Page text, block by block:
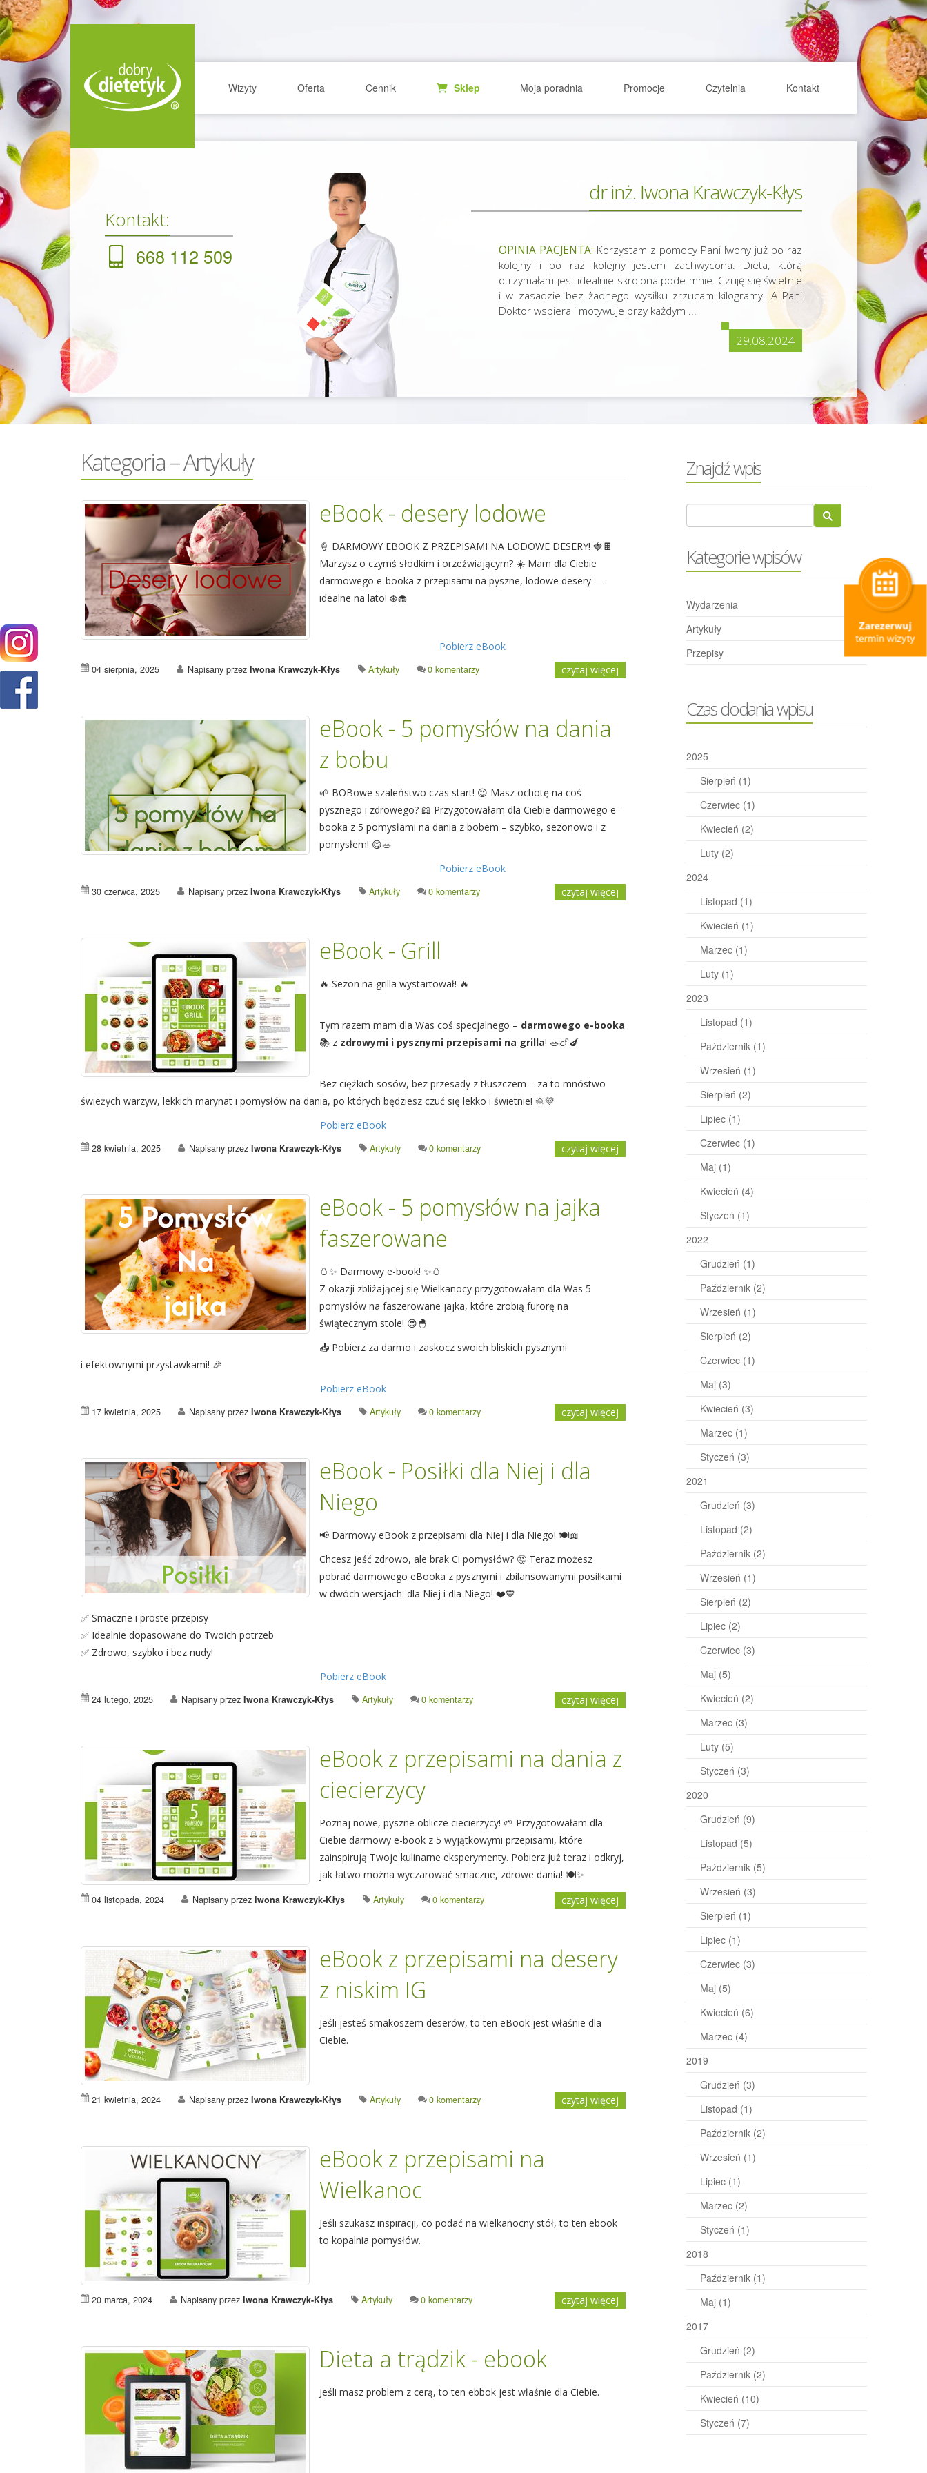
Wizyty Oferta Cennik Sklep Moja poradnia Promocje Czytelnia Kontakt
Kontakt:
668 112 509
dr inż. Iwona Krawczyk-Kłys
OPINIA PACJENTA: Korzystam z pomocy Pani Iwony już po raz
kolejny i po raz kolejny jestem zachwycona. Dieta, którą
otrzymałam jest idealnie skrojona pode mnie. Czuję się świetnie
i w zasadzie bez żadnego wysiłku zrzucam kilogramy. A Pani
Doktor wspiera i motywuje przy każdym ...
29.08.2024
Kategoria – Artykuły
eBook - desery lodowe
🍦 DARMOWY EBOOK Z PRZEPISAMI NA LODOWE DESERY! 🍓🍫
Marzysz o czymś słodkim i orzeźwiającym? ☀️ Mam dla Ciebie
darmowego e-booka z przepisami na pyszne, lodowe desery —
idealne na lato! ❄️🧁
Pobierz eBook
04 sierpnia, 2025 Napisany przez Iwona Krawczyk-Kłys Artykuły 0 komentarzy czytaj więcej
eBook - 5 pomysłów na dania
z bobu
🌱 BOBowe szaleństwo czas start! 😍 Masz ochotę na coś
pysznego i zdrowego? 📖 Przygotowałam dla Ciebie darmowego e-
booka z 5 pomysłami na dania z bobem – szybko, sezonowo i z
pomysłem! 😋🥗
Pobierz eBook
30 czerwca, 2025 Napisany przez Iwona Krawczyk-Kłys Artykuły 0 komentarzy czytaj więcej
eBook - Grill
🔥 Sezon na grilla wystartował! 🔥
Tym razem mam dla Was coś specjalnego – darmowego e-booka
📚 z zdrowymi i pysznymi przepisami na grilla! 🥗🍗🍆
Bez ciężkich sosów, bez przesady z tłuszczem – za to mnóstwo
świeżych warzyw, lekkich marynat i pomysłów na dania, po których będziesz czuć się lekko i świetnie! 🌞💚
Pobierz eBook
28 kwietnia, 2025 Napisany przez Iwona Krawczyk-Kłys Artykuły 0 komentarzy czytaj więcej
eBook - 5 pomysłów na jajka
faszerowane
🥚✨ Darmowy e-book! ✨🥚
Z okazji zbliżającej się Wielkanocy przygotowałam dla Was 5
pomysłów na faszerowane jajka, które zrobią furorę na
świątecznym stole! 😍🐣
📥 Pobierz za darmo i zaskocz swoich bliskich pysznymi
i efektownymi przystawkami! 🎉
Pobierz eBook
17 kwietnia, 2025 Napisany przez Iwona Krawczyk-Kłys Artykuły 0 komentarzy czytaj więcej
eBook - Posiłki dla Niej i dla
Niego
📢 Darmowy eBook z przepisami dla Niej i dla Niego! 🍽️📖
Chcesz jeść zdrowo, ale brak Ci pomysłów? 🤔 Teraz możesz
pobrać darmowego eBooka z pysznymi i zbilansowanymi posiłkami
w dwóch wersjach: dla Niej i dla Niego! ❤️💙
✅ Smaczne i proste przepisy
✅ Idealnie dopasowane do Twoich potrzeb
✅ Zdrowo, szybko i bez nudy!
Pobierz eBook
24 lutego, 2025 Napisany przez Iwona Krawczyk-Kłys Artykuły 0 komentarzy czytaj więcej
eBook z przepisami na dania z
ciecierzycy
Poznaj nowe, pyszne oblicze ciecierzycy! 🌱 Przygotowałam dla
Ciebie darmowy e-book z 5 wyjątkowymi przepisami, które
zainspirują Twoje kulinarne eksperymenty. Pobierz już teraz i odkryj,
jak łatwo można wyczarować smaczne, zdrowe dania! 🍽️✨
04 listopada, 2024 Napisany przez Iwona Krawczyk-Kłys Artykuły 0 komentarzy czytaj więcej
eBook z przepisami na desery
z niskim IG
Jeśli jesteś smakoszem deserów, to ten eBook jest właśnie dla
Ciebie.
21 kwietnia, 2024 Napisany przez Iwona Krawczyk-Kłys Artykuły 0 komentarzy czytaj więcej
eBook z przepisami na
Wielkanoc
Jeśli szukasz inspiracji, co podać na wielkanocny stół, to ten ebook
to kopalnia pomysłów.
20 marca, 2024 Napisany przez Iwona Krawczyk-Kłys Artykuły 0 komentarzy czytaj więcej
Dieta a trądzik - ebook
Jeśli masz problem z cerą, to ten ebbok jest właśnie dla Ciebie.
Znajdź wpis
Kategorie wpisów
Wydarzenia
Artykuły
Przepisy
Czas dodania wpisu
2025
Sierpień (1)
Czerwiec (1)
Kwiecień (2)
Luty (2)
2024
Listopad (1)
Kwiecień (1)
Marzec (1)
Luty (1)
2023
Listopad (1)
Październik (1)
Wrzesień (1)
Sierpień (2)
Lipiec (1)
Czerwiec (1)
Maj (1)
Kwiecień (4)
Styczeń (1)
2022
Grudzień (1)
Październik (2)
Wrzesień (1)
Sierpień (2)
Czerwiec (1)
Maj (3)
Kwiecień (3)
Marzec (1)
Styczeń (3)
2021
Grudzień (3)
Listopad (2)
Październik (2)
Wrzesień (1)
Sierpień (2)
Lipiec (2)
Czerwiec (3)
Maj (5)
Kwiecień (2)
Marzec (3)
Luty (5)
Styczeń (3)
2020
Grudzień (9)
Listopad (5)
Październik (5)
Wrzesień (3)
Sierpień (1)
Lipiec (1)
Czerwiec (3)
Maj (5)
Kwiecień (6)
Marzec (4)
2019
Grudzień (3)
Listopad (1)
Październik (2)
Wrzesień (1)
Lipiec (1)
Marzec (2)
Styczeń (1)
2018
Październik (1)
Maj (1)
2017
Grudzień (2)
Październik (2)
Kwiecień (10)
Styczeń (7)